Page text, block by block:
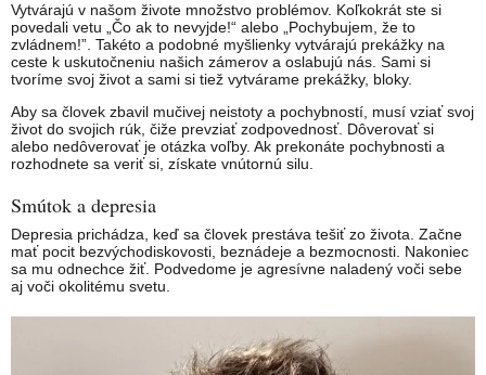
Vytvárajú v našom živote množstvo problémov. Koľkokrát ste si
povedali vetu „Čo ak to nevyjde!“ alebo „Pochybujem, že to
zvládnem!”. Takéto a podobné myšlienky vytvárajú prekážky na
ceste k uskutočneniu našich zámerov a oslabujú nás. Sami si
tvoríme svoj život a sami si tiež vytvárame prekážky, bloky.
Aby sa človek zbavil mučivej neistoty a pochybností, musí vziať svoj
život do svojich rúk, čiže prevziať zodpovednosť. Dôverovať si
alebo nedôverovať je otázka voľby. Ak prekonáte pochybnosti a
rozhodnete sa veriť si, získate vnútornú silu.
Smútok a depresia
Depresia prichádza, keď sa človek prestáva tešiť zo života. Začne
mať pocit bezvýchodiskovosti, beznádeje a bezmocnosti. Nakoniec
sa mu odnechce žiť. Podvedome je agresívne naladený voči sebe
aj voči okolitému svetu.